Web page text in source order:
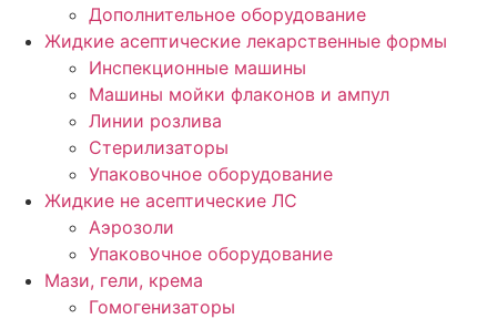
Дополнительное оборудование
Жидкие асептические лекарственные формы
Инспекционные машины
Машины мойки флаконов и ампул
Линии розлива
Стерилизаторы
Упаковочное оборудование
Жидкие не асептические ЛС
Аэрозоли
Упаковочное оборудование
Мази, гели, крема
Гомогенизаторы